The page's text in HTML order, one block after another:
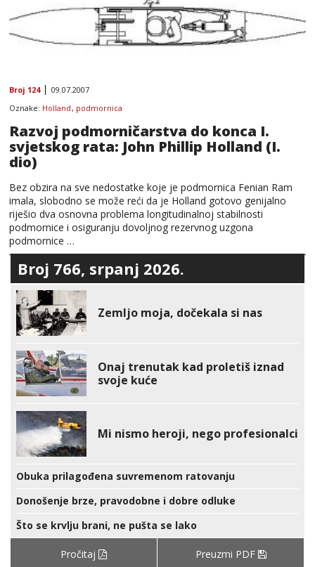
Broj 124
09.07.2007
Oznake: Holland, podmornica
Razvoj podmorničarstva do konca I.
svjetskog rata: John Phillip Holland (I.
dio)
Bez obzira na sve nedostatke koje je podmornica Fenian Ram
imala, slobodno se može reći da je Holland gotovo genijalno
riješio dva osnovna problema longitudinalnoj stabilnosti
podmornice i osiguranju dovoljnog rezervnog uzgona
podmornice …
Broj 766, srpanj 2026.
Zemljo moja, dočekala si nas
Onaj trenutak kad proletiš iznad
svoje kuće
Mi nismo heroji, nego profesionalci
Obuka prilagođena suvremenom ratovanju
Donošenje brze, pravodobne i dobre odluke
Što se krvlju brani, ne pušta se lako
Pročitaj Preuzmi PDF